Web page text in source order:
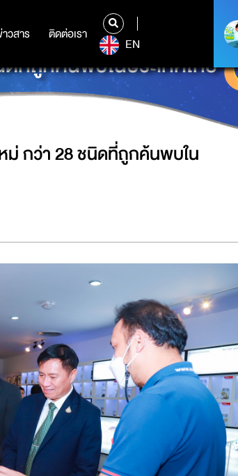
าวสาร ติดต่อเรา
วสาร ติดต่อเรา
EN
ที่ถูกค้นพบในประเทศไทย
ม่ กว่า 28 ชนิดที่ถูกค้นพบใน